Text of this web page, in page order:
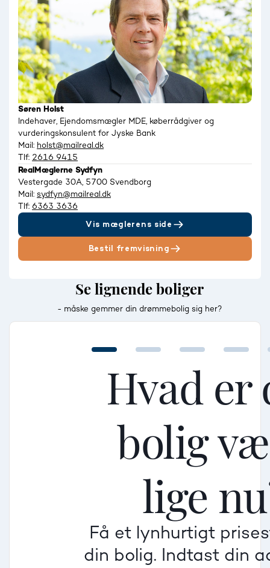
Søren Holst
Indehaver, Ejendomsmægler MDE, køberrådgiver og
vurderingskonsulent for Jyske Bank
Mail: holst@mailreal.dk
Tlf: 2616 9415
RealMæglerne Sydfyn
Vestergade 30A, 5700 Svendborg
Mail: sydfyn@mailreal.dk
Tlf: 6363 3636
Vis mæglerens side
Bestil fremvisning
Se lignende boliger
- måske gemmer din drømmebolig sig her?
Hvad er
bolig
lige
Få et lynhurtigt
din bolig. Indtast din
Dårlig
Mindre god
Mellem
Dårlig
Mindre god
Mellem
Dårlig
Mindre god
Mellem
Villa
Beregner pris